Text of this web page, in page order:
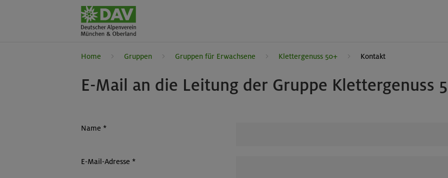
Home Gruppen Gruppen für Erwachsene Klettergenuss 50+ Kontakt
E-Mail an die Leitung der Gruppe Klettergenuss
Name *
E-Mail-Adresse *